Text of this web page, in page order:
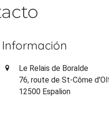
Información
Le Relais de Boralde
76, route de St-Côme
12500 Espalion